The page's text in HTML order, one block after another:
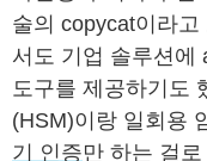
술의 copycat이라
서도 기업 솔루션에
도구를 제공하기도
(HSM)이랑 일회용
기 인증만 하는 걸